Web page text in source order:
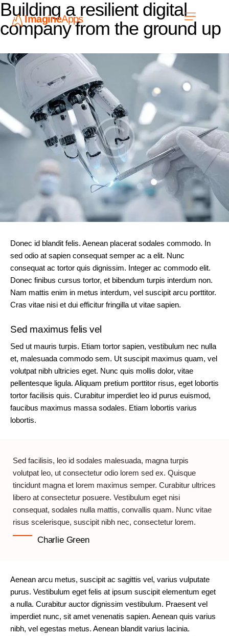
ImagineApps
Building a resilient digital
company from the ground up
Donec id blandit felis. Aenean placerat sodales commodo. In
sed odio at sapien consequat semper ac a elit. Nunc
consequat ac tortor quis dignissim. Integer ac commodo elit.
Donec finibus cursus tortor, et bibendum turpis interdum non.
Nam mattis enim in metus interdum, vel suscipit arcu porttitor.
Cras vitae nisi et dui efficitur fringilla ut vitae sapien.
Sed maximus felis vel
Sed ut mauris turpis. Etiam tortor sapien, vestibulum nec nulla
et, malesuada commodo sem. Ut suscipit maximus quam, vel
volutpat nibh ultricies eget. Nunc quis mollis dolor, vitae
pellentesque ligula. Aliquam pretium porttitor risus, eget lobortis
tortor facilisis quis. Curabitur imperdiet leo id purus euismod,
faucibus maximus massa sodales. Etiam lobortis varius
lobortis.
Sed facilisis, leo id sodales malesuada, magna turpis
volutpat leo, ut consectetur odio lorem sed ex. Quisque
tincidunt magna et lorem maximus semper. Curabitur ultrices
libero at consectetur posuere. Vestibulum eget nisi
consequat, sodales nulla mattis, convallis quam. Nunc vitae
risus scelerisque, suscipit nibh nec, consectetur lorem.
Charlie Green
Aenean arcu metus, suscipit ac sagittis vel, varius vulputate
purus. Vestibulum eget felis at ipsum suscipit elementum eget
a nulla. Curabitur auctor dignissim vestibulum. Praesent vel
imperdiet nunc, sit amet venenatis sapien. Aenean quis varius
nibh, vel egestas metus. Aenean blandit varius lacinia.